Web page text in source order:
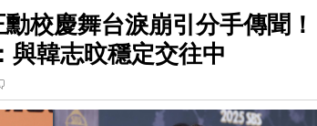
校慶舞台淚崩引分手傳聞！
與韓志旼穩定交往中